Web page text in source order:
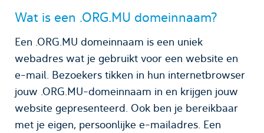
Wat is een .ORG.MU domeinnaam?
Een .ORG.MU domeinnaam is een uniek
webadres wat je gebruikt voor een website en
e-mail. Bezoekers tikken in hun internetbrowser
jouw .ORG.MU-domeinnaam in en krijgen jouw
website gepresenteerd. Ook ben je bereikbaar
met je eigen, persoonlijke e-mailadres. Een